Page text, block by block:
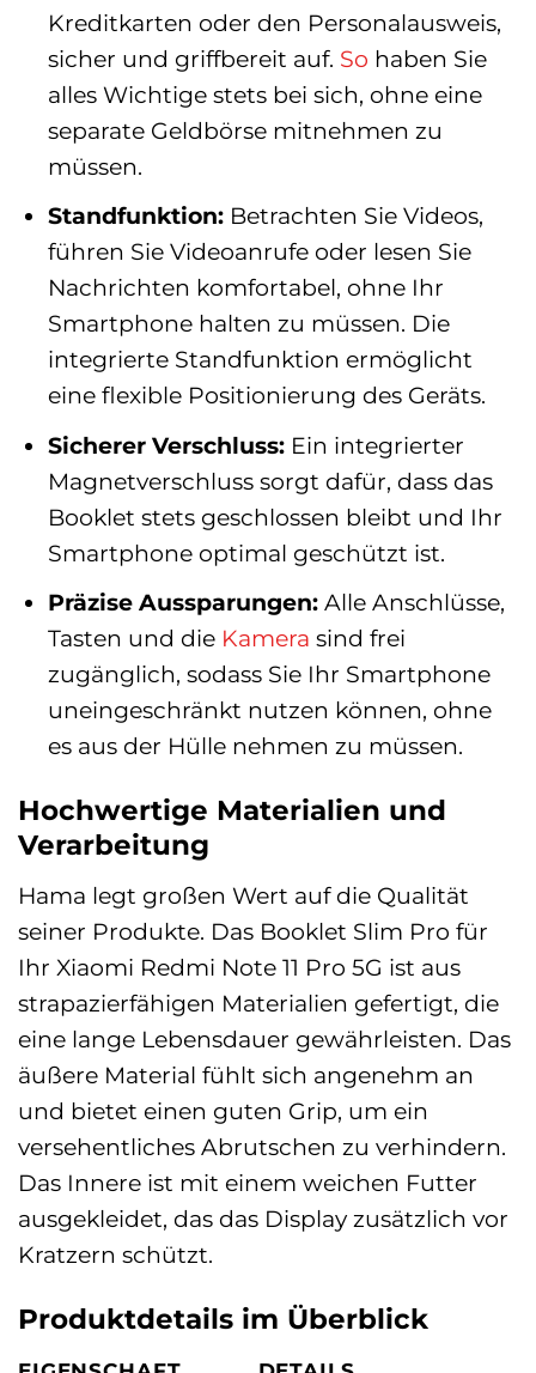
Kreditkarten oder den Personalausweis,
sicher und griffbereit auf. So haben Sie
alles Wichtige stets bei sich, ohne eine
separate Geldbörse mitnehmen zu
müssen.
Standfunktion:Betrachten Sie Videos,
führen Sie Videoanrufe oder lesen Sie
Nachrichten komfortabel, ohne Ihr
Smartphone halten zu müssen. Die
integrierte Standfunktion ermöglicht
eine flexible Positionierung des Geräts.
Sicherer Verschluss:Ein integrierter
Magnetverschluss sorgt dafür, dass das
Booklet stets geschlossen bleibt und Ihr
Smartphone optimal geschützt ist.
Präzise Aussparungen:Alle Anschlüsse,
Tasten und die Kamera sind frei
zugänglich, sodass Sie Ihr Smartphone
uneingeschränkt nutzen können, ohne
es aus der Hülle nehmen zu müssen.
Hochwertige Materialien und
Verarbeitung
Hama legt großen Wert auf die Qualität
seiner Produkte. Das Booklet Slim Pro für
Ihr Xiaomi Redmi Note 11 Pro 5G ist aus
strapazierfähigen Materialien gefertigt, die
eine lange Lebensdauer gewährleisten. Das
äußere Material fühlt sich angenehm an
und bietet einen guten Grip, um ein
versehentliches Abrutschen zu verhindern.
Das Innere ist mit einem weichen Futter
ausgekleidet, das das Display zusätzlich vor
Kratzern schützt.
Produktdetails im Überblick